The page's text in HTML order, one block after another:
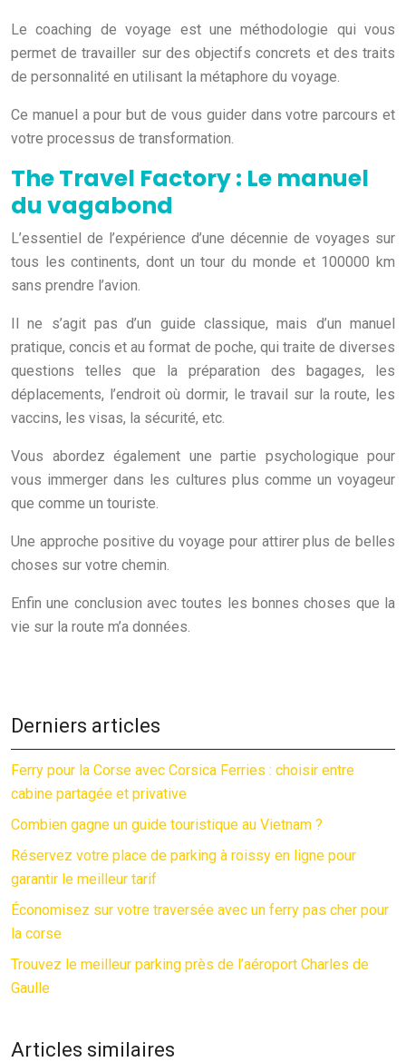
Le coaching de voyage est une méthodologie qui vous
permet de travailler sur des objectifs concrets et des traits
de personnalité en utilisant la métaphore du voyage.
Ce manuel a pour but de vous guider dans votre parcours et
votre processus de transformation.
The Travel Factory : Le manuel
du vagabond
L’essentiel de l’expérience d’une décennie de voyages sur
tous les continents, dont un tour du monde et 100000 km
sans prendre l’avion.
Il ne s’agit pas d’un guide classique, mais d’un manuel
pratique, concis et au format de poche, qui traite de diverses
questions telles que la préparation des bagages, les
déplacements, l’endroit où dormir, le travail sur la route, les
vaccins, les visas, la sécurité, etc.
Vous abordez également une partie psychologique pour
vous immerger dans les cultures plus comme un voyageur
que comme un touriste.
Une approche positive du voyage pour attirer plus de belles
choses sur votre chemin.
Enfin une conclusion avec toutes les bonnes choses que la
vie sur la route m’a données.
Derniers articles
Ferry pour la Corse avec Corsica Ferries : choisir entre
cabine partagée et privative
Combien gagne un guide touristique au Vietnam ?
Réservez votre place de parking à roissy en ligne pour
garantir le meilleur tarif
Économisez sur votre traversée avec un ferry pas cher pour
la corse
Trouvez le meilleur parking près de l’aéroport Charles de
Gaulle
Articles similaires